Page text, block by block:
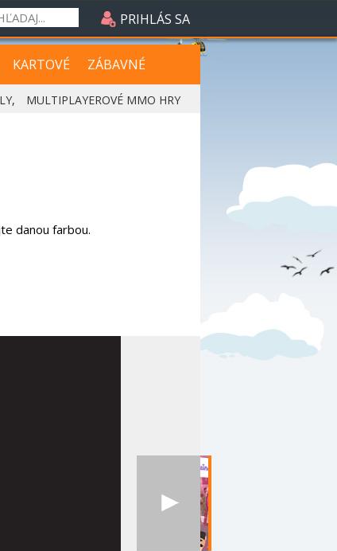
PRIHLÁS SA
KARTOVÉ ZÁBAVNÉ
, MULTIPLAYEROVÉ MMO HRY
danou farbou.